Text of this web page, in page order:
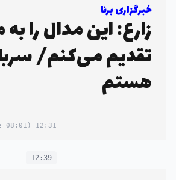
خبرگزاری برنا
زارع: این مدال را
تقدیم می‌کنم/
هستم
12:31
(08:01 in your timezone)
12:39